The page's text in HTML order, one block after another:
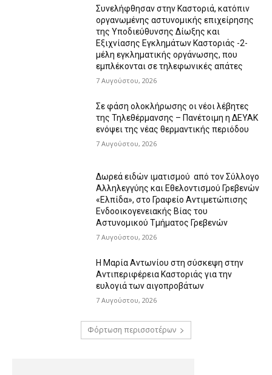
Συνελήφθησαν στην Καστοριά, κατόπιν
οργανωμένης αστυνομικής επιχείρησης
της Υποδιεύθυνσης Δίωξης και
Εξιχνίασης Εγκλημάτων Καστοριάς -2-
μέλη εγκληματικής οργάνωσης, που
εμπλέκονται σε τηλεφωνικές απάτες
7 Αυγούστου, 2026
Σε φάση ολοκλήρωσης οι νέοι λέβητες
της Τηλεθέρμανσης – Πανέτοιμη η ΔΕΥΑΚ
ενόψει της νέας θερμαντικής περιόδου
7 Αυγούστου, 2026
Δωρεά ειδών ιματισμού από τον Σύλλογο
Αλληλεγγύης και Εθελοντισμού Γρεβενών
«Ελπίδα», στο Γραφείο Αντιμετώπισης
Ενδοοικογενειακής Βίας του
Αστυνομικού Τμήματος Γρεβενών
7 Αυγούστου, 2026
Η Μαρία Αντωνίου στη σύσκεψη στην
Αντιπεριφέρεια Καστοριάς για την
ευλογιά των αιγοπροβάτων
7 Αυγούστου, 2026
Φόρτωση περισσοτέρων